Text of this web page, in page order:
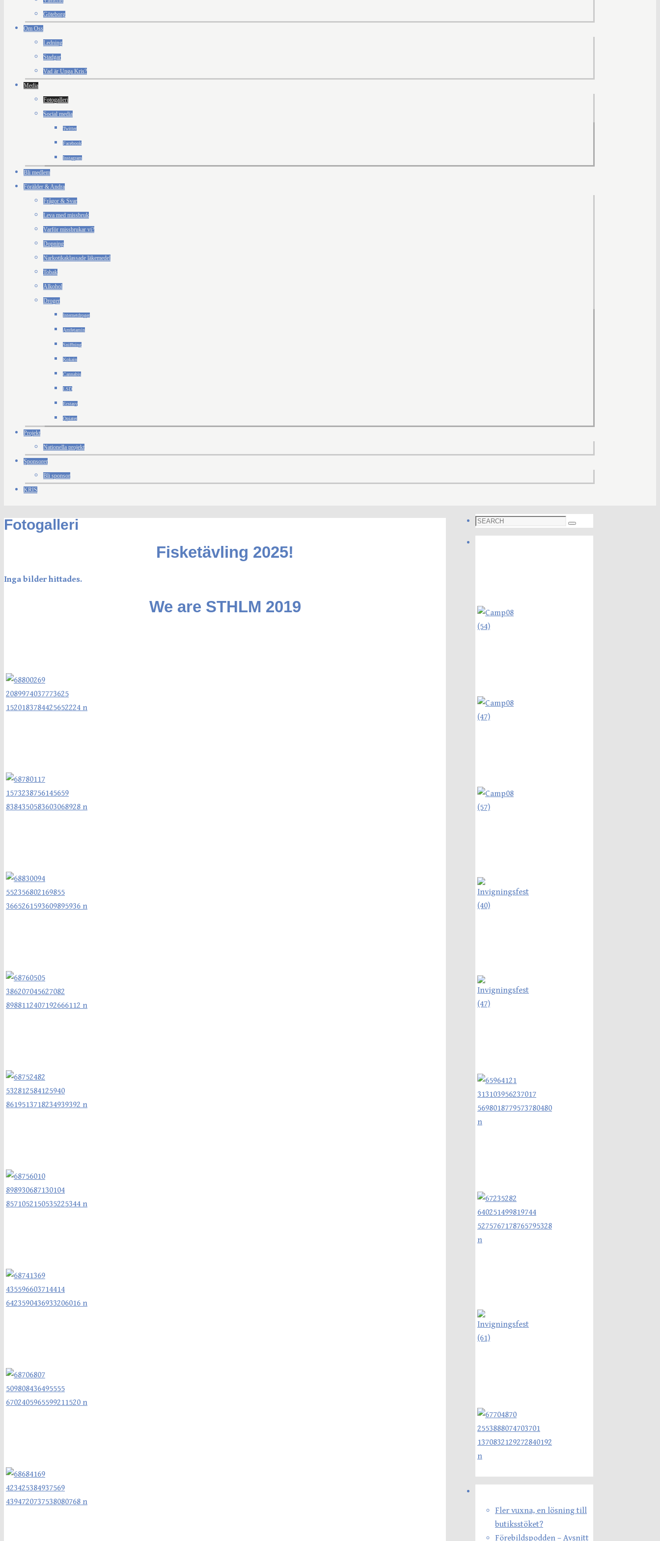
Göteborg
Om Oss
Ledning
Stadgar
Vad är Unga Kris?
Media
Fotogalleri
Social media
Twitter
Facebook
Instagram
Bli medlem
Förälder & Andra
Frågor & Svar
Leva med missbruk
Varför missbrukar vi?
Dopning
Narkotikaklassade läkemedel
Tobak
Alkohol
Droger
Internetdroger
Amfetamin
Sniffning
Kokain
Cannabis
LSD
Ecstasy
Opiater
Projekt
Nationella projekt
Sponsorer
Bli sponsor
KRIS
Fotogalleri
Fisketävling 2025!
Inga bilder hittades.
We are STHLM 2019
Search
for:
Search
Fler vuxna, en lösning till
butiksstöket?
Förebildspodden – Avsnitt